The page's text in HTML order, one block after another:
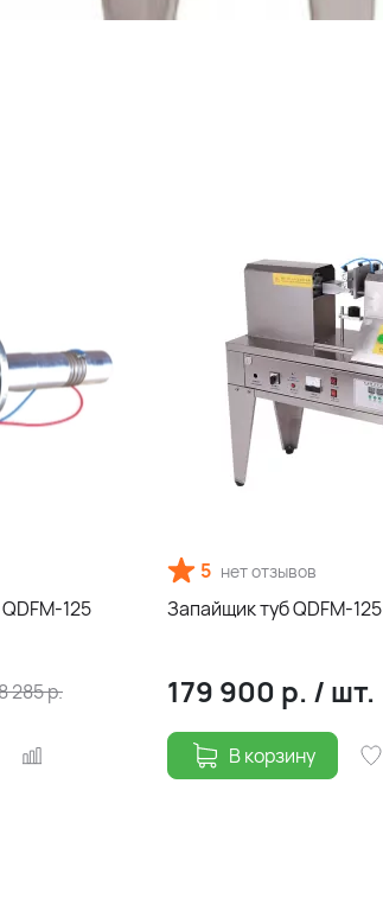
125
285р.
5 нет отзывов
Запайщик туб QDFM-125
179 900 р. / шт.
В корзину